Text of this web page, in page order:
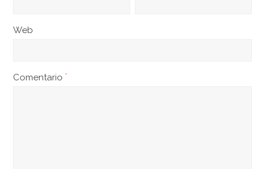
Web
Comentario *